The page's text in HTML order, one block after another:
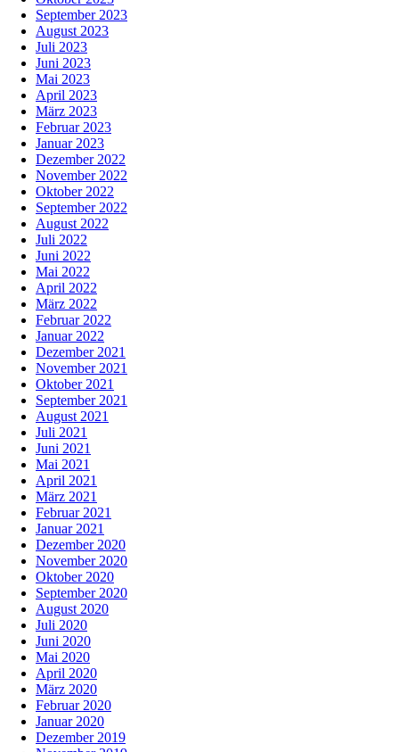
September 2023
August 2023
Juli 2023
Juni 2023
Mai 2023
April 2023
März 2023
Februar 2023
Januar 2023
Dezember 2022
November 2022
Oktober 2022
September 2022
August 2022
Juli 2022
Juni 2022
Mai 2022
April 2022
März 2022
Februar 2022
Januar 2022
Dezember 2021
November 2021
Oktober 2021
September 2021
August 2021
Juli 2021
Juni 2021
Mai 2021
April 2021
März 2021
Februar 2021
Januar 2021
Dezember 2020
November 2020
Oktober 2020
September 2020
August 2020
Juli 2020
Juni 2020
Mai 2020
April 2020
März 2020
Februar 2020
Januar 2020
Dezember 2019